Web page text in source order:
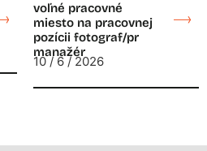
voľné pracovné
miesto na pracovnej
pozícii fotograf/pr
manažér
10 / 6 / 2026